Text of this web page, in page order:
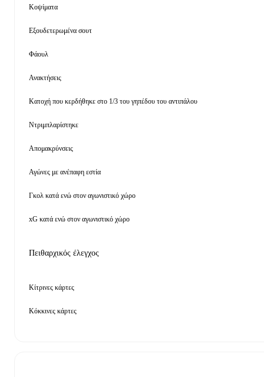
Κοψίματα
Εξουδετερωμένα σουτ
Φάουλ
Ανακτήσεις
Κατοχή που κερδήθηκε στο 1/3 του γηπέδου του αντιπάλου
Ντριμπλαρίστηκε
Απομακρύνσεις
Αγώνες με ανέπαφη εστία
Γκολ κατά ενώ στον αγωνιστικό χώρο
xG κατά ενώ στον αγωνιστικό χώρο
Πειθαρχικός έλεγχος
Κίτρινες κάρτες
Κόκκινες κάρτες